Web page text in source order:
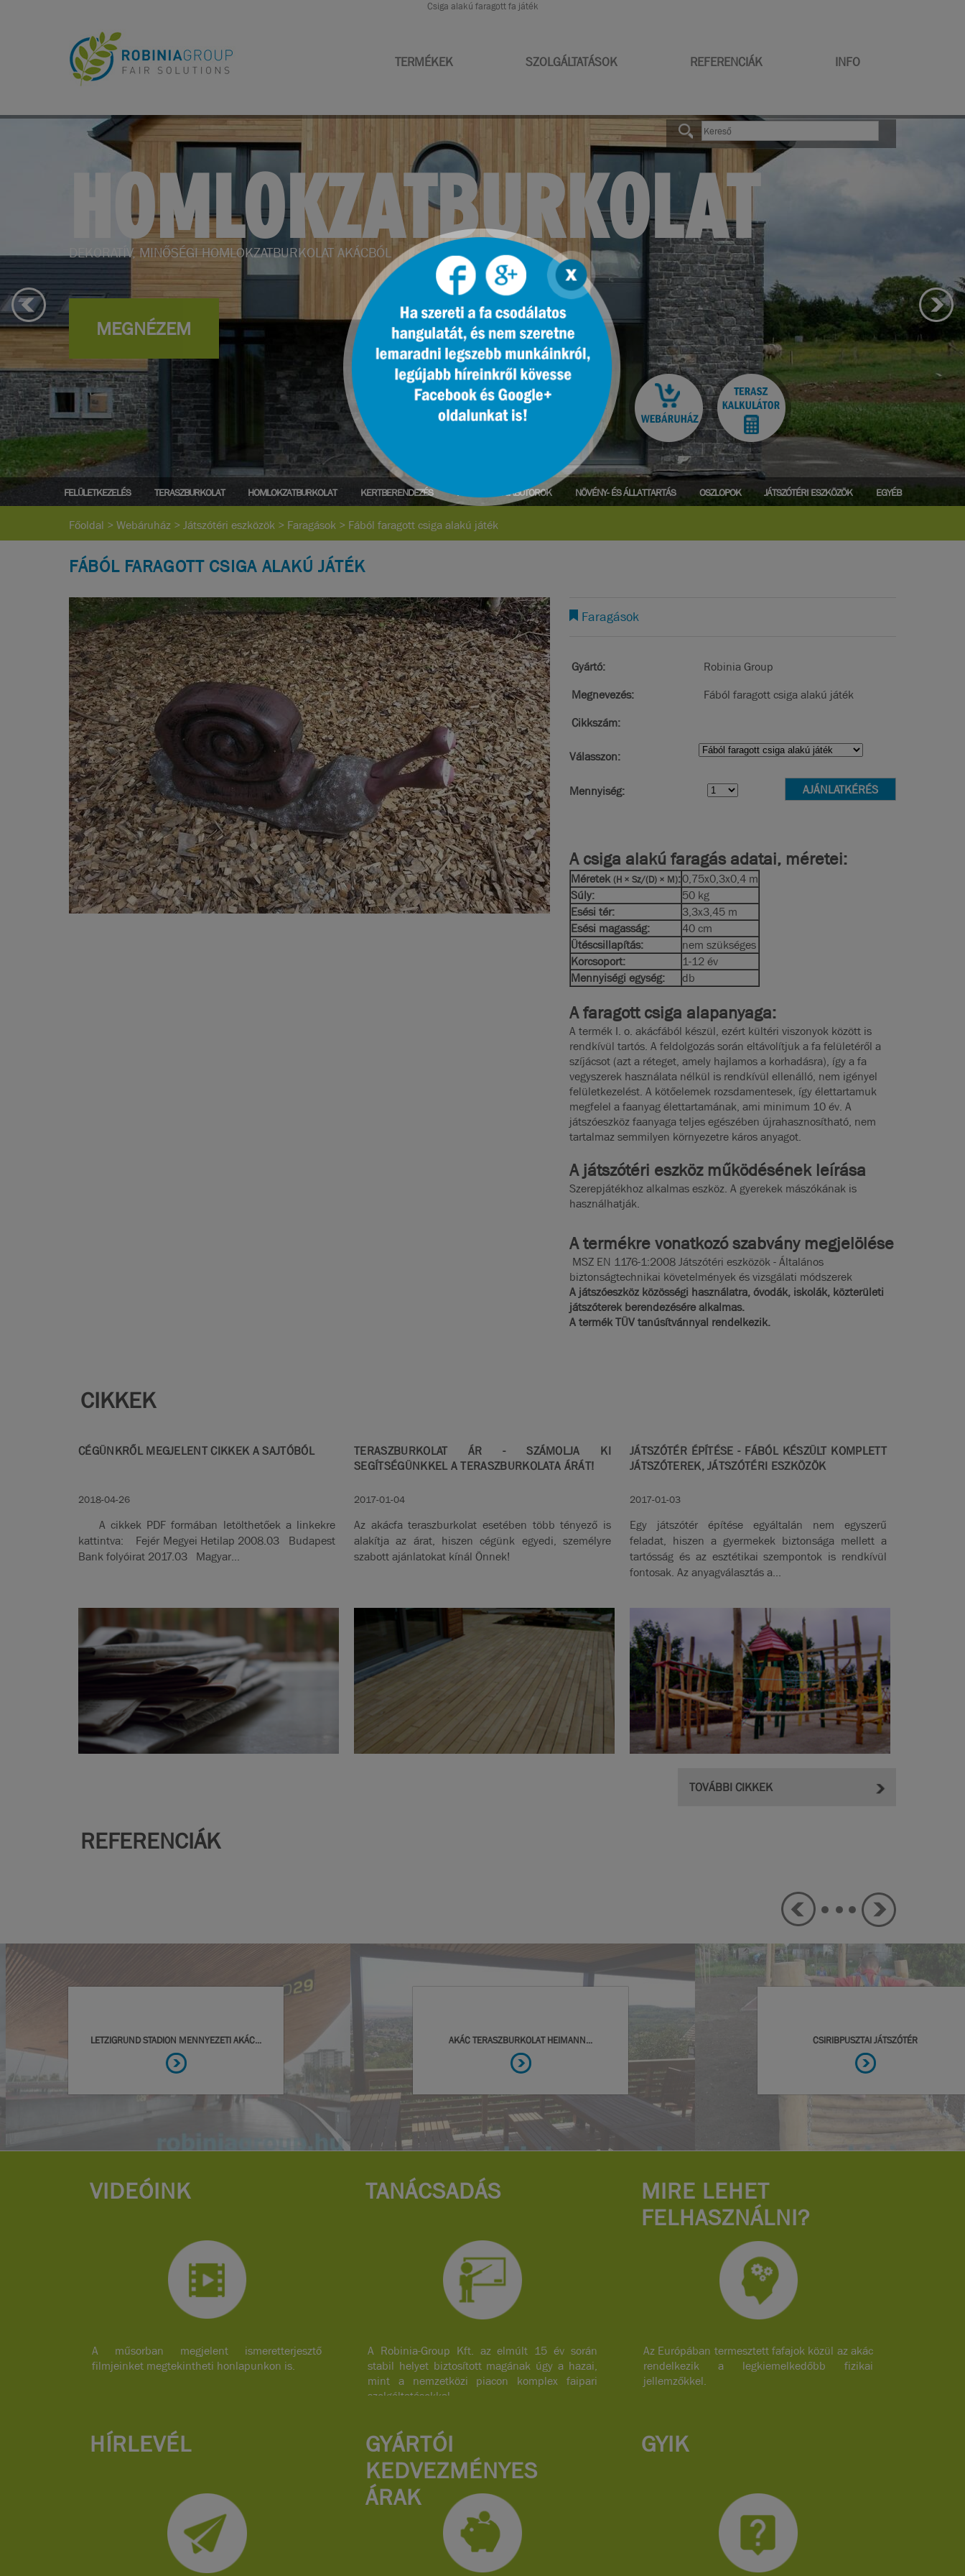
Csiga alakú faragott fa játék
TERMÉKEK SZOLGÁLTATÁSOK REFERENCIÁK INFO
KERTBERENDEZÉS
KERTI BÚTOROK, KERTÉPÍTÉS
MEGNÉZEM
FELÜLETKEZELÉS TERASZBURKOLAT HOMLOKZATBURKOLAT KERTBERENDEZÉS PARK- ÉS UTCABÚTOROK NÖVÉNY- ÉS ÁLLATTARTÁS OSZLOPOK JÁTSZÓTÉRI ESZKÖZÖK EGYÉB
Főoldal >Webáruház >Játszótéri eszközök > Faragások > Fából faragott csiga alakú játék
FÁBÓL FARAGOTT CSIGA ALAKÚ JÁTÉK
Faragások
Gyártó:
Robinia Group
Megnevezés:
Fából faragott csiga alakú játék
Cikkszám:
Válasszon:
Mennyiség:
A csiga alakú faragás adatai, méretei:
Méretek(H × Sz/(D) × M):0,75x0,3x0,4 m
Súly:
50 kg
Esési tér:
3,3x3,45 m
Esési magasság:
40 cm
Ütéscsillapítás:
nem szükséges
Korcsoport:
1-12 év
Mennyiségi egység:
db
A faragott csiga alapanyaga:
A termék I. o. akácfából készül, ezért kültéri viszonyok között is
rendkívül tartós. A feldolgozás során eltávolítjuk a fa felületéről a
szíjácsot (azt a réteget, amely hajlamos a korhadásra), így a fa
vegyszerek használata nélkül is rendkívül ellenálló, nem igényel
felületkezelést. A kötőelemek rozsdamentesek, így élettartamuk
megfelel a faanyag élettartamának, ami minimum 10 év. A
játszóeszköz faanyaga teljes egészében újrahasznosítható, nem
tartalmaz semmilyen környezetre káros anyagot.
A játszótéri eszköz működésének leírása
Szerepjátékhoz alkalmas eszköz. A gyerekek mászókának is
használhatják.
A termékre vonatkozó szabvány megjelölése
MSZ EN 1176-1:2008 Játszótéri eszközök - Általános
biztonságtechnikai követelmények és vizsgálati módszerek
A játszóeszköz közösségi használatra, óvodák, iskolák, közterületi
játszóterek berendezésére alkalmas.
A termék TÜV tanúsítvánnyal rendelkezik.
CIKKEK
CÉGÜNKRŐL MEGJELENT CIKKEK A SAJTÓBÓL
2018-04-26
A cikkek PDF formában letölthetőek a linkekre
kattintva: Fejér Megyei Hetilap 2008.03 Budapest
Bank folyóirat 2017.03 Magyar...
TERASZBURKOLAT ÁR - SZÁMOLJA KI
SEGÍTSÉGÜNKKEL A TERASZBURKOLATA ÁRÁT!
2017-01-04
Az akácfa teraszburkolat esetében több tényező is
alakítja az árat, hiszen cégünk egyedi, személyre
szabott ajánlatokat kínál Önnek!
JÁTSZÓTÉR ÉPÍTÉSE - FÁBÓL KÉSZÜLT KOMPLETT
JÁTSZÓTEREK, JÁTSZÓTÉRI ESZKÖZÖK
2017-01-03
Egy játszótér építése egyáltalán nem egyszerű
feladat, hiszen a gyermekek biztonsága mellett a
tartósság és az esztétikai szempontok is rendkívül
fontosak. Az anyagválasztás a...
TOVÁBBI CIKKEK
REFERENCIÁK
VIDEÓINK
A műsorban megjelent ismeretterjesztő
filmjeinket megtekintheti honlapunkon is.
TANÁCSADÁS
A Robinia-Group Kft. az elmúlt 15 év során
stabil helyet biztosított magának úgy a hazai,
mint a nemzetközi piacon komplex faipari
szolgáltatásokkal.
MIRE LEHET
FELHASZNÁLNI?
Az Európában termesztett fafajok közül az akác
rendelkezik a legkiemelkedőbb fizikai
jellemzőkkel.
HÍRLEVÉL
GYÁRTÓI
KEDVEZMÉNYES
ÁRAK
GYIK